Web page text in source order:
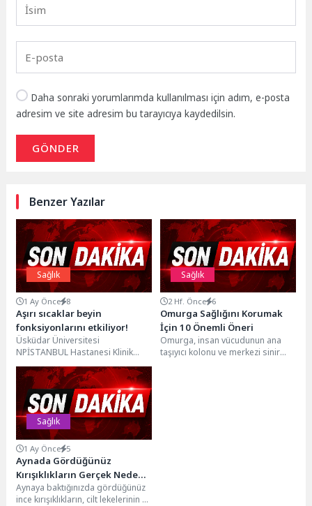
Daha sonraki yorumlarımda kullanılması için adım, e-posta
adresim ve site adresim bu tarayıcıya kaydedilsin.
GÖNDER
Benzer Yazılar
Sağlık
1 Ay Önce 8
Aşırı sıcaklar beyin
fonksiyonlarını etkiliyor!
Üsküdar Üniversitesi
NPİSTANBUL Hastanesi Klinik
Psikolog Zeynep Betül Alp, aşırı
sıcakların beyin fonksiyonları,
bilişsel performans, ruh...
Sağlık
2 Hf. Önce 6
Omurga Sağlığını Korumak
İçin 10 Önemli Öneri
Omurga, insan vücudunun ana
taşıyıcı kolonu ve merkezi sinir
Sağlık
1 Ay Önce 5
Aynada Gördüğünüz
Kırışıklıkların Gerçek Nedeni
Yaşlılık Değil!
Aynaya baktığınızda gördüğünüz
ince kırışıklıkların, cilt lekelerinin ve